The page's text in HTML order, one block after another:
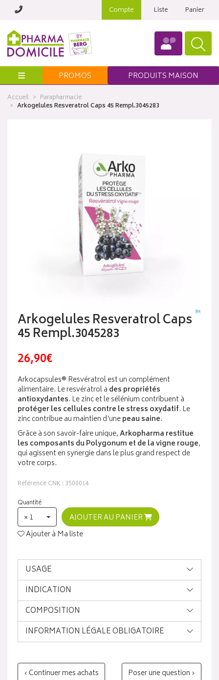
Compte Liste Panier
Menu PROMOS PRODUITS MAISON
Accueil
Parapharmacie
Arkogelules Resveratrol Caps 45 Rempl.3045283
Arkogelules Resveratrol Caps
45 Rempl.3045283
26,90€
Arkocapsules® Resvératrol est un complément
alimentaire. Le resvératrol a des propriétés
antioxydantes. Le zinc et le sélénium contribuent à
protéger les cellules contre le stress oxydatif. Le
zinc contribue au maintien d'unepeau saine.
Grâce à son savoir-faire unique,Arkopharma restitue
les composants du Polygonum et de la vigne rouge,
qui agissent en synergie dans le plus grand respect de
votre corps.
Référence CNK : 3500014
Quantité
× 1
AJOUTER AU PANIER
Ajouter à Ma liste
USAGE
INDICATION
COMPOSITION
INFORMATION LÉGALE OBLIGATOIRE
‹ Continuer mes achats Poser une question ›